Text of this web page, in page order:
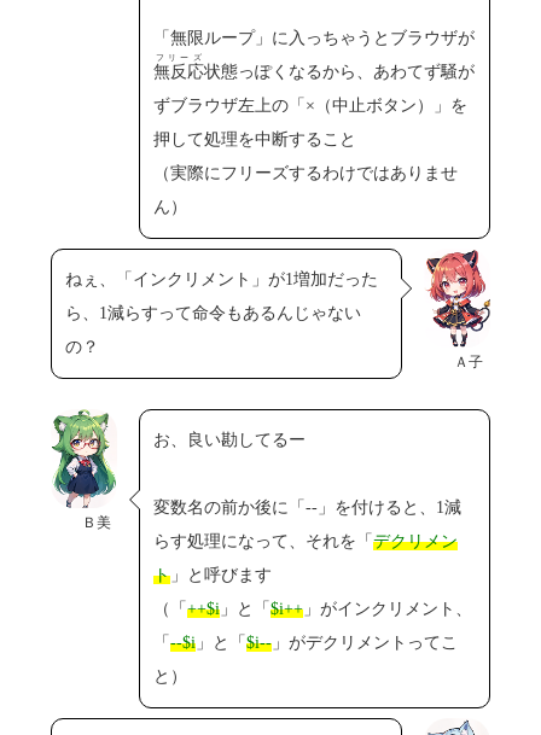
「無限ループ」に入っちゃうとブラウザが
無反応
フリーズ
状態っぽくなるから、あわてず騒が
ずブラウザ左上の「×（中止ボタン）」を
押して処理を中断すること
（実際にフリーズするわけではありませ
ん）
Ａ子
ねぇ、「インクリメント」が1増加だった
ら、1減らすって命令もあるんじゃない
の？
Ｂ美
お、良い勘してるー
変数名の前か後に「--」を付けると、1減
らす処理になって、それを「 デクリメン
ト」と呼びます
（「 ++$i」と「 $i++」がインクリメント、
「 --$i」と「 $i--」がデクリメントってこ
と）